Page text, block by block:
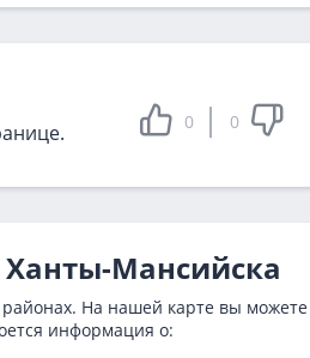
0 0
Ханты-Мансийска
районах. На нашей карте вы можете
информация о: